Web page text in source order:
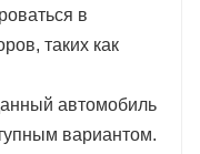
в
таких как
автомобиль
вариантом.